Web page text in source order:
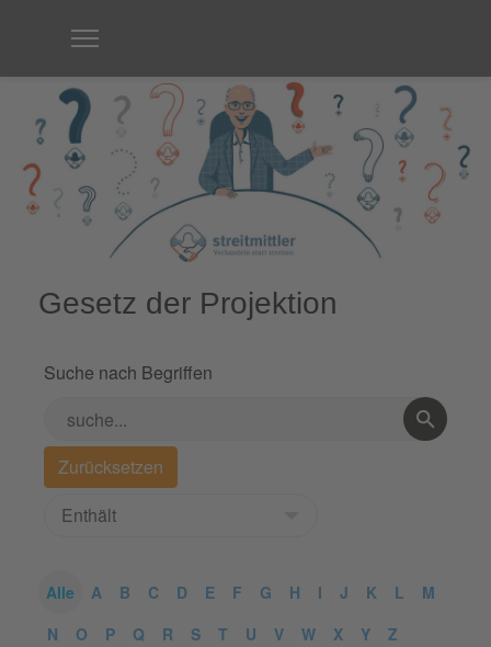
Gesetz der Projektion
Suche nach Begriffen
Alle A B C D E F G H I J K L
M
N
O P Q R S T U V W X Y Z